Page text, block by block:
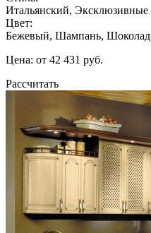
Итальянский, Эксклюзивные
Цвет:
Бежевый, Шампань, Шоколад
Цена: от 42 431 руб.
Рассчитать